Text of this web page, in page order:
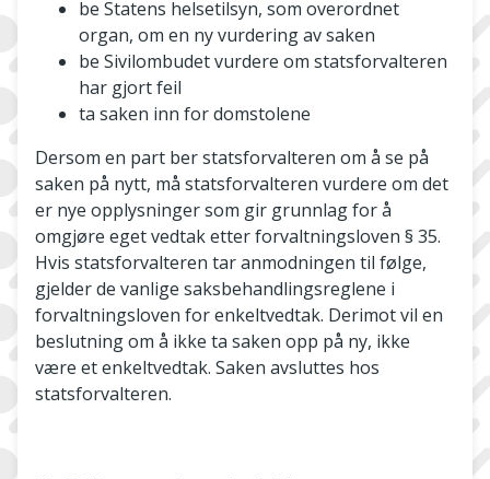
be Statens helsetilsyn, som overordnet
organ, om en ny vurdering av saken
be Sivilombudet vurdere om statsforvalteren
har gjort feil
ta saken inn for domstolene
Dersom en part ber statsforvalteren om å se på
saken på nytt, må statsforvalteren vurdere om det
er nye opplysninger som gir grunnlag for å
omgjøre eget vedtak etter forvaltningsloven § 35.
Hvis statsforvalteren tar anmodningen til følge,
gjelder de vanlige saksbehandlingsreglene i
forvaltningsloven for enkeltvedtak. Derimot vil en
beslutning om å ikke ta saken opp på ny, ikke
være et enkeltvedtak. Saken avsluttes hos
statsforvalteren.